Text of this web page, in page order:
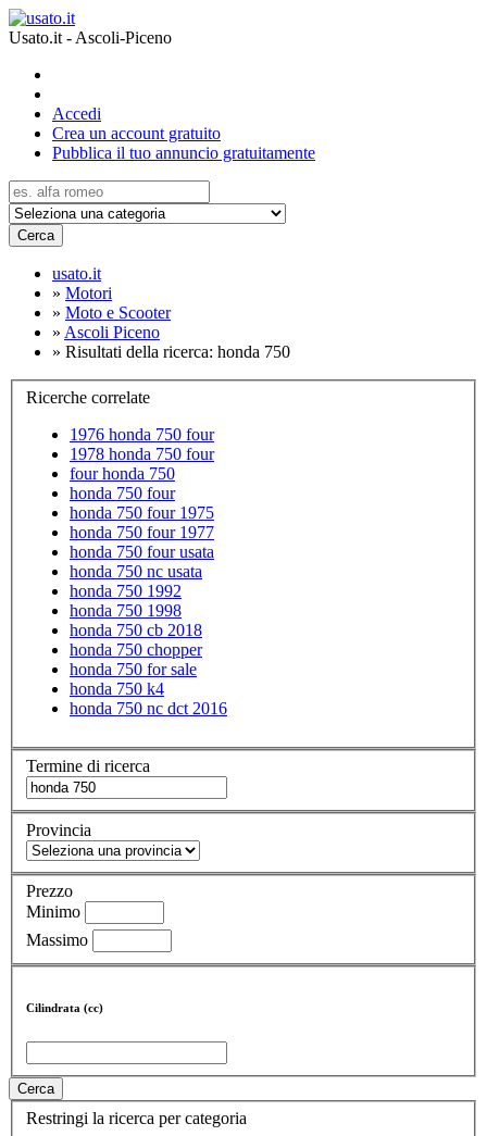
Usato.it - Ascoli-Piceno
Accedi
Crea un account gratuito
Pubblica il tuo annuncio gratuitamente
Cerca
usato.it
» Motori
» Moto e Scooter
» Ascoli Piceno
» Risultati della ricerca: honda 750
Ricerche correlate
1976 honda 750 four
1978 honda 750 four
four honda 750
honda 750 four
honda 750 four 1975
honda 750 four 1977
honda 750 four usata
honda 750 nc usata
honda 750 1992
honda 750 1998
honda 750 cb 2018
honda 750 chopper
honda 750 for sale
honda 750 k4
honda 750 nc dct 2016
Termine di ricerca
Provincia
Prezzo
Minimo
Massimo
Cilindrata (cc)
Cerca
Restringi la ricerca per categoria